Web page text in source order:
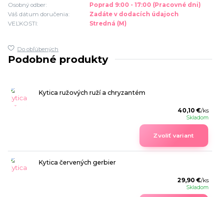
Osobný odber:
Poprad 9:00 - 17:00 (Pracovné dni)
Váš dátum doručenia:
Zadáte v dodacích údajoch
VEĽKOSTI:
Stredná (M)
Do obľúbených
Podobné produkty
Kytica ružových ruží a chryzantém
40,10 €/ks
Skladom
Zvoliť variant
Kytica červených gerbier
29,90 €/ks
Skladom